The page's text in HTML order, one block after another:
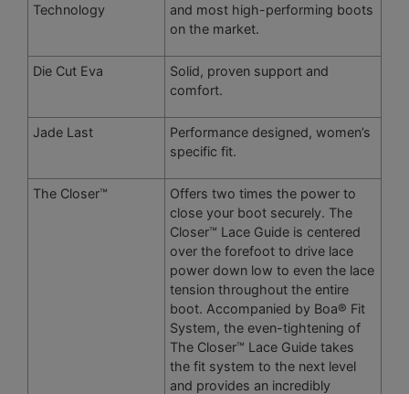
Technology
and most high-performing boots
on the market.
Die Cut Eva
Solid, proven support and
comfort.
Jade Last
Performance designed, women’s
specific fit.
The Closer™
Offers two times the power to
close your boot securely. The
Closer™ Lace Guide is centered
over the forefoot to drive lace
power down low to even the lace
tension throughout the entire
boot. Accompanied by Boa® Fit
System, the even-tightening of
The Closer™ Lace Guide takes
the fit system to the next level
and provides an incredibly